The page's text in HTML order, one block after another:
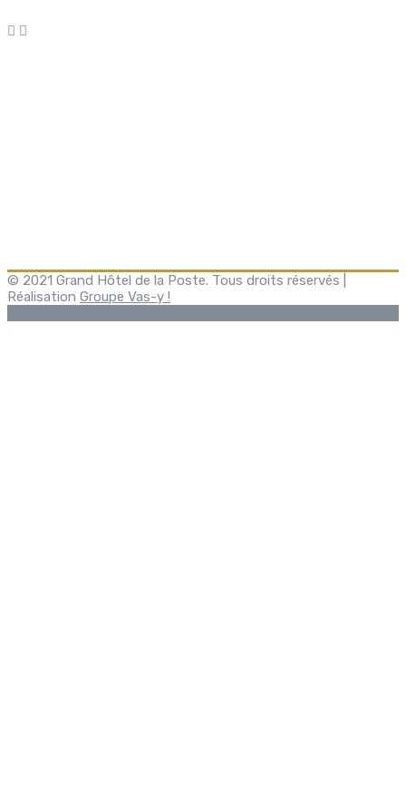
© 2021 Grand Hôtel de la Poste. Tous droits réservés |
Réalisation Groupe Vas-y !